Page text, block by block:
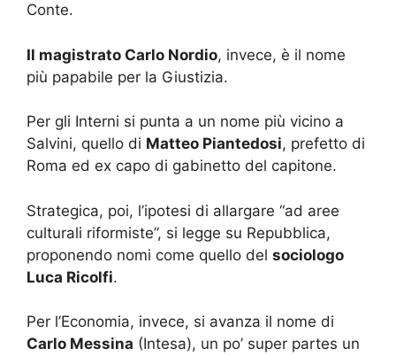
Conte.
Il magistrato Carlo Nordio, invece, è il nome
più papabile per la Giustizia.
Per gli Interni si punta a un nome più vicino a
Salvini, quello di Matteo Piantedosi, prefetto di
Roma ed ex capo di gabinetto del capitone.
Strategica, poi, l’ipotesi di allargare “ad aree
culturali riformiste”, si legge su Repubblica,
proponendo nomi come quello del sociologo
Luca Ricolfi.
Per l’Economia, invece, si avanza il nome di
Carlo Messina (Intesa), un po’ super partes un